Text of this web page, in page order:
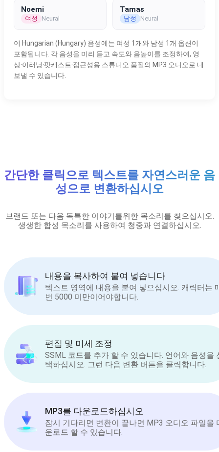
Noemi
여성 Neural
Tamas
남성 Neural
이 Hungarian (Hungary) 음성에는 여성 1개와 남성 1개 옵션이
포함됩니다. 각 음성을 미리 듣고 속도와 음높이를 조정하여, 영
상·이러닝·팟캐스트·접근성용 스튜디오 품질의 MP3 오디오로 내
보낼 수 있습니다.
간단한 클릭으로 텍스트를 자연스러운 음
성으로 변환하십시오
브랜드 또는 다음 독특한 이야기를위한 목소리를 찾으십시오.
생생한 합성 목소리를 사용하여 청중과 연결하십시오.
내용을 복사하여 붙여 넣습니다
텍스트 영역에 내용을 붙여 넣으십시오. 캐릭터는
번 5000 미만이어야합니다.
편집 및 미세 조정
SSML 코드를 추가 할 수 있습니다. 언어와 음성을
택하십시오. 그런 다음 변환 버튼을 클릭합니다.
MP3를 다운로드하십시오
잠시 기다리면 변환이 끝나면 MP3 오디오 파일을
운로드 할 수 있습니다.